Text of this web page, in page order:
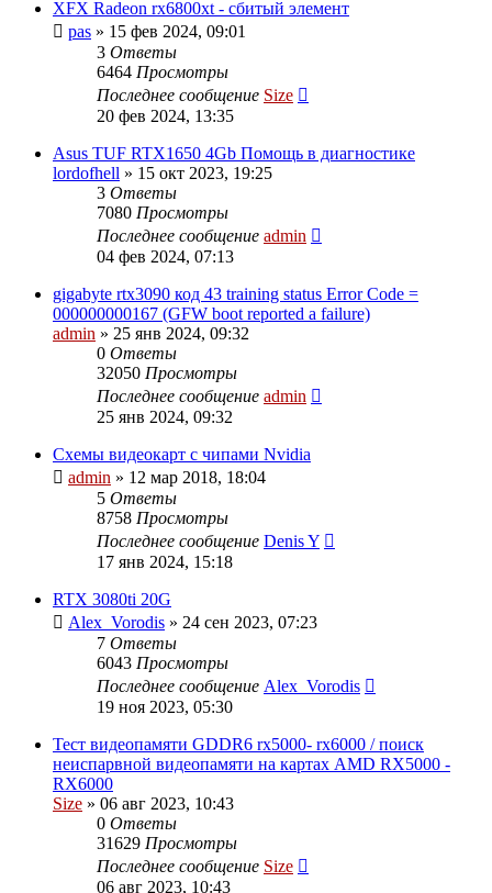
XFX Radeon rx6800xt - сбитый элемент
pas » 15 фев 2024, 09:01
3 Ответы
6464 Просмотры
Последнее сообщение Size
20 фев 2024, 13:35
Asus TUF RTX1650 4Gb Помощь в диагностике
lordofhell » 15 окт 2023, 19:25
3 Ответы
7080 Просмотры
Последнее сообщение admin
04 фев 2024, 07:13
gigabyte rtx3090 код 43 training status Error Code =
000000000167 (GFW boot reported a failure)
admin » 25 янв 2024, 09:32
0 Ответы
32050 Просмотры
Последнее сообщение admin
25 янв 2024, 09:32
Схемы видеокарт с чипами Nvidia
admin » 12 мар 2018, 18:04
5 Ответы
8758 Просмотры
Последнее сообщение Denis Y
17 янв 2024, 15:18
RTX 3080ti 20G
Alex_Vorodis » 24 сен 2023, 07:23
7 Ответы
6043 Просмотры
Последнее сообщение Alex_Vorodis
19 ноя 2023, 05:30
Тест видеопамяти GDDR6 rx5000- rx6000 / поиск
неиспарвной видеопамяти на картах AMD RX5000 -
RX6000
Size » 06 авг 2023, 10:43
0 Ответы
31629 Просмотры
Последнее сообщение Size
06 авг 2023, 10:43